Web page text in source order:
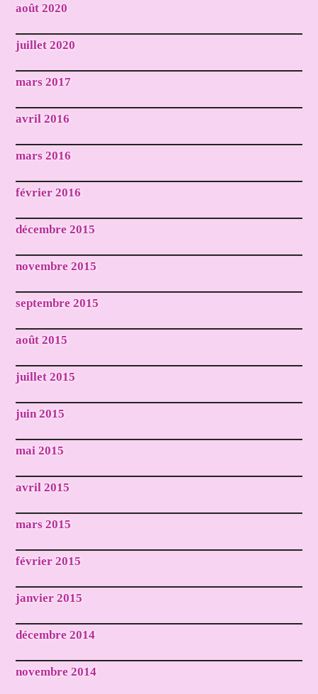
août 2020
juillet 2020
mars 2017
avril 2016
mars 2016
février 2016
décembre 2015
novembre 2015
septembre 2015
août 2015
juillet 2015
juin 2015
mai 2015
avril 2015
mars 2015
février 2015
janvier 2015
décembre 2014
novembre 2014